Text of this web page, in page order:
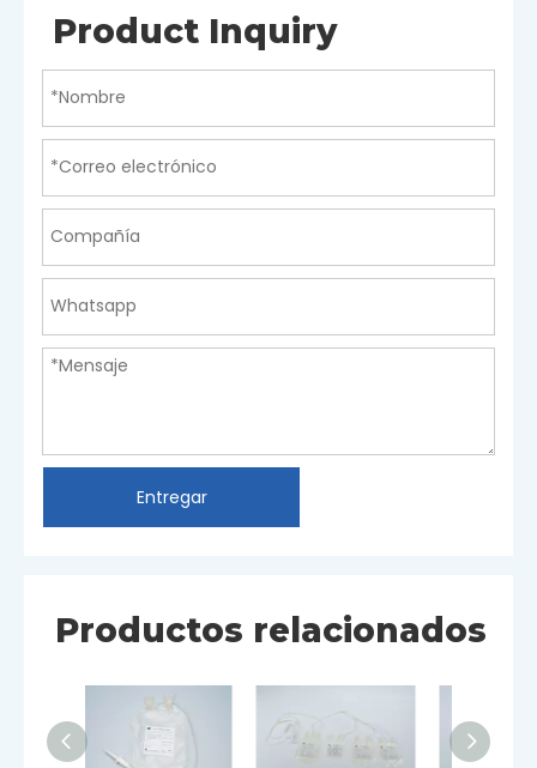
Product Inquiry
Entregar
Productos relacionados